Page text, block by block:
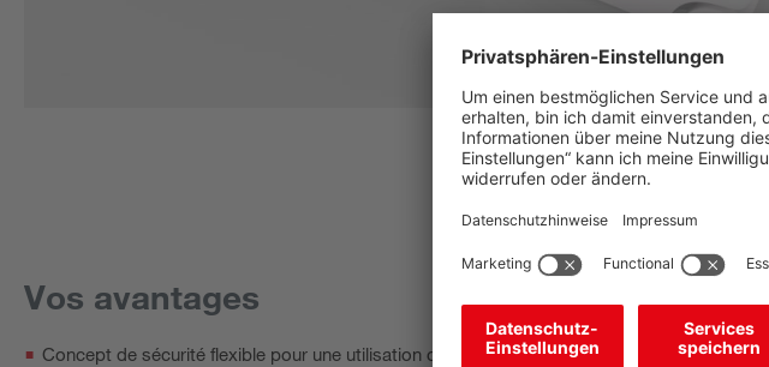
Vos avantages
Concept de sécurité flexible pour une utilisation optimale de l’installation grâce à un